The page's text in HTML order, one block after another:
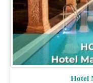
Hotel